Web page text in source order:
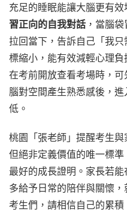
充足的睡眠能讓大腦更有
習正向的自我對話 ，當腦
拉回當下，告訴自己「我
標縮小，能有效減輕心理
在考前開放查看考場時，
腦對空間產生熟悉感後，
低。
桃園「張老師」提醒考生與
但絕非定義價值的唯一標
最好的成長證明。家長若
多給予日常的陪伴與關懷
考生們，請相信自己的累